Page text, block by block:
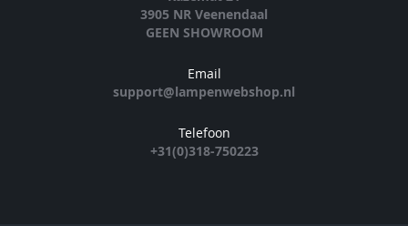
3905 NR Veenendaal
GEEN SHOWROOM
Email
support@lampenwebshop.nl
Telefoon
+31(0)318-750223